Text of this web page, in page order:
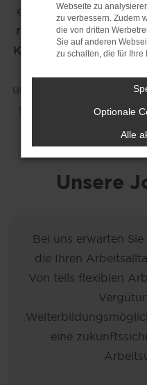
einem der führenden
renommierten Marken,
Kolleginnen und
und Umgebung. Werden
starten Sie Ihre
Quereinsteiger
Unsere
Bei uns erwarten
die Ihren
Von teils flexiblen
eine
Webseite zu
zu verbessern. Zudem
die von dritten
Sie auf anderen
zu schalten, die für
Optionale
Alle